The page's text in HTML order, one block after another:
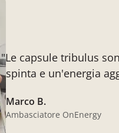
"Le capsule tribulus
spinta e un'energia
Marco B.
Ambasciatore OnEnergy